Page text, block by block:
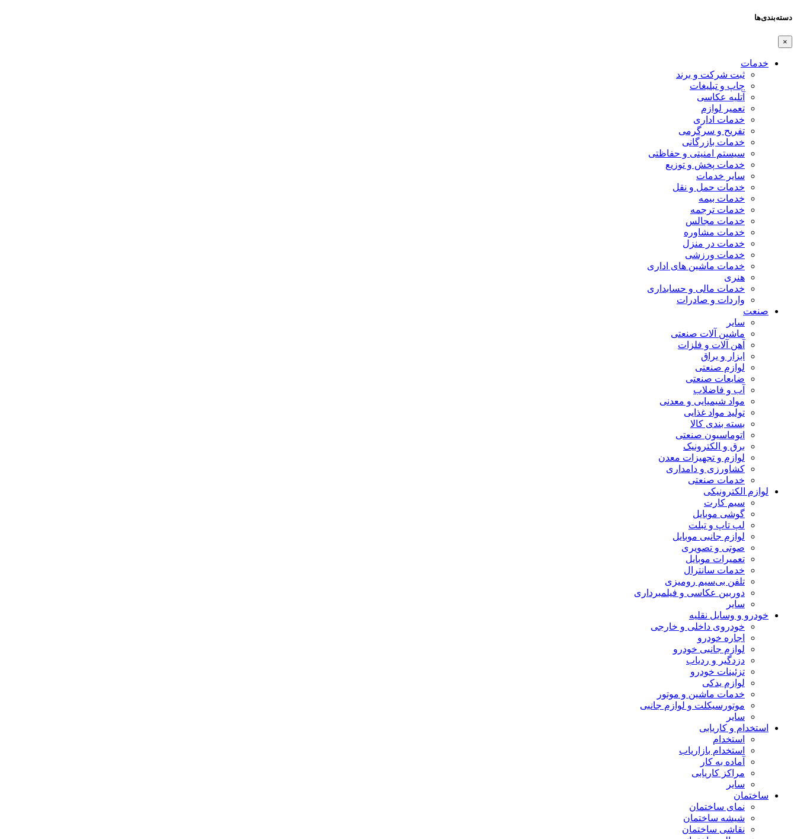
دسته‌بندی‌ها
×
خدمات
ثبت شرکت و برند
چاپ و تبلیغات
آتلیه عکاسی
تعمیر لوازم
خدمات اداری
تفریح و سرگرمی
خدمات بازرگانی
سیستم امنیتی و حفاظتی
خدمات پخش و توزیع
سایر خدمات
خدمات حمل و نقل
خدمات بیمه
خدمات ترجمه
خدمات مجالس
خدمات مشاوره
خدمات در منزل
خدمات ورزشی
خدمات ماشین های اداری
هنری
خدمات مالی و حسابداری
واردات و صادرات
صنعت
سایر
ماشین آلات صنعتی
آهن آلات و فلزات
ابزار و یراق
لوازم صنعتی
ضایعات صنعتی
آب و فاضلاب
مواد شیمیایی و معدنی
تولید مواد غذایی
بسته بندی کالا
اتوماسیون صنعتی
برق و الکترونیک
لوازم و تجهیزات معدن
کشاورزی و دامداری
خدمات صنعتی
لوازم الکترونیکی
سیم کارت
گوشی موبایل
لپ تاپ و تبلت
لوازم جانبی موبایل
صوتی و تصویری
تعمیرات موبایل
خدمات سانترال
تلفن بی‌سیم رومیزی
دوربین عکاسی و فیلمبرداری
سایر
خودرو و وسایل نقلیه
خودروی داخلی و خارجی
اجاره خودرو
لوازم جانبی خودرو
دزدگیر و ردیاب
تزئینات خودرو
لوازم یدکی
خدمات ماشین و موتور
موتورسیکلت و لوازم جانبی
سایر
استخدام و کاریابی
استخدام
استخدام بازاریاب
آماده به کار
مراکز کاریابی
سایر
ساختمان
نمای ساختمان
شیشه ساختمان
نقاشی ساختمان